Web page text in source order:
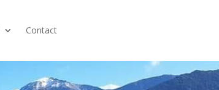
Contact